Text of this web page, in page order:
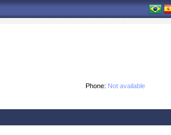
Phone: Not available